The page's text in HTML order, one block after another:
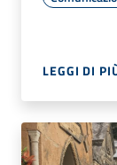
LEGGI DI